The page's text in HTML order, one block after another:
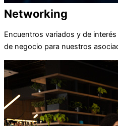
Networking
Encuentros variados y de
de negocio para nuestros